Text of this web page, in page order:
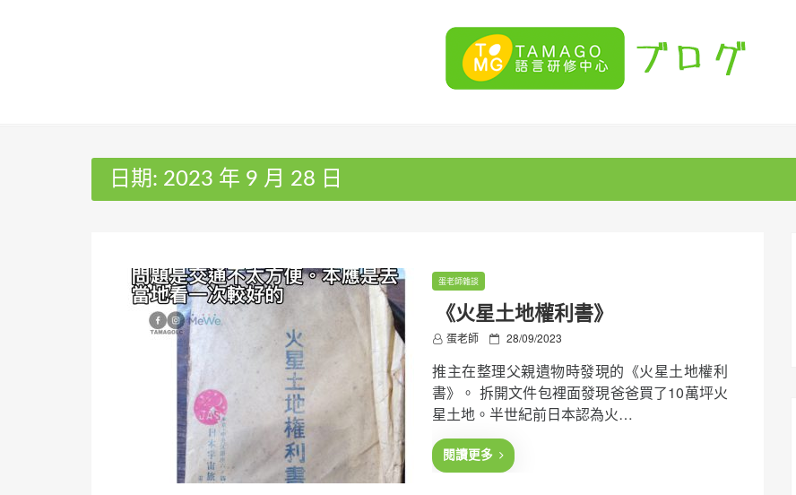
日期: 2023 年 9 月 28 日
蛋老師雜談
《火星土地權利書》
蛋老師
P
s
t
e
d
n
28/09/2023
推主在整理父親遺物時發現的《火星土地權利
書》。 拆開文件包裡面發現爸爸買了10萬坪火
星土地。半世紀前日本認為火…
閱讀更多